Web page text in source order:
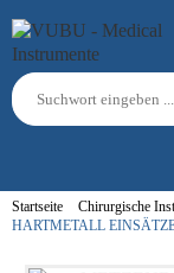
Startseite Chirurgische
HARTMETALL